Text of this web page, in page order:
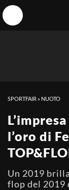
SPORTFAIR » NUOTO
l’oro di
Un 2019
flop del 2019